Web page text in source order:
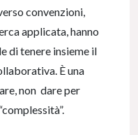
convenzioni,
applicata, hanno
di tenere insieme il
È una
non dare per